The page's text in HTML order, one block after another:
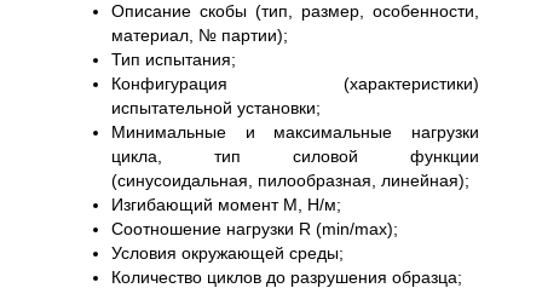
Описание скобы (тип, размер, особенности,
материал, № партии);
Тип испытания;
Конфигурация (характеристики)
испытательной установки;
Минимальные и максимальные нагрузки
цикла, тип силовой функции
(синусоидальная, пилообразная, линейная);
Изгибающий момент М, Н/м;
Соотношение нагрузки R (min/max);
Условия окружающей среды;
Количество циклов до разрушения образца;